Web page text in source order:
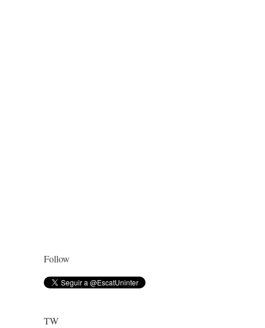
Follow
TW